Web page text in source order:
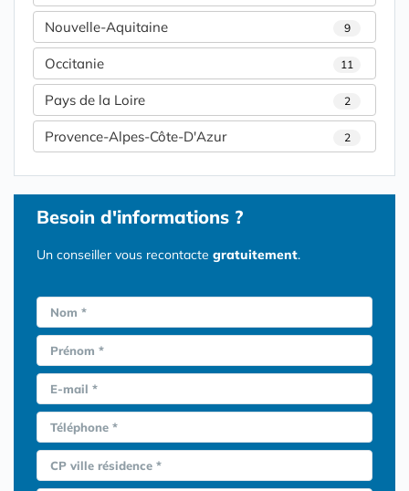
Nouvelle-Aquitaine 9
Occitanie 11
Pays de la Loire 2
Provence-Alpes-Côte-D'Azur 2
Besoin d'informations ?
Un conseiller vous recontacte gratuitement.
Nom *
Prénom *
E-mail *
Téléphone *
CP ville résidence *